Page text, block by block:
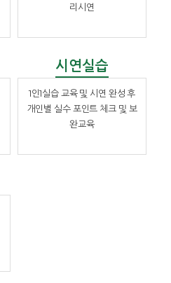
리시연
시연실습
1인1실습 교육 및 시연 완성 후
개인별 실수 포인트 체크 및 보
완교육